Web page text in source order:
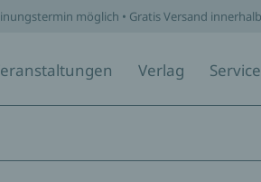
möglich • Gratis Versand
Verlag Service